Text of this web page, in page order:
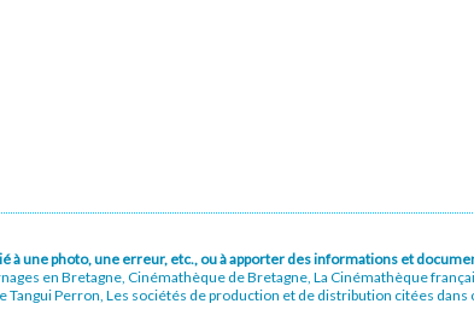
à une photo, une erreur, etc., ou à apporter des informations et
en Bretagne, Cinémathèque de Bretagne, La Cinémathèque
Perron, Les sociétés de production et de distribution citées dans